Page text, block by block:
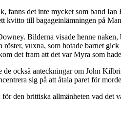
fanns det inte mycket som band
kvitto till bagageinlämningen på
Bilderna visade henne
vuxna, som hotade barnet
det fram att det var Myra som
också anteckningar om John
sig på att åtala paret för
den brittiska allmänheten vad